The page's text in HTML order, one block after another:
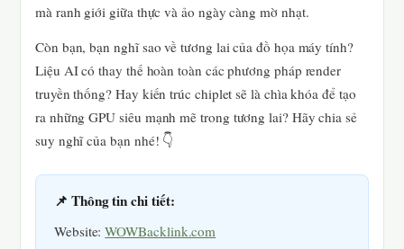
mà ranh giới giữa thực và ảo ngày càng mờ nhạt.
Còn bạn, bạn nghĩ sao về tương lai của đồ họa máy tính?
Liệu AI có thay thế hoàn toàn các phương pháp render
truyền thống? Hay kiến trúc chiplet sẽ là chìa khóa để tạo
ra những GPU siêu mạnh mẽ trong tương lai? Hãy chia sẻ
suy nghĩ của bạn nhé! 👇
📌 Thông tin chi tiết:
Website:WOWBacklink.com